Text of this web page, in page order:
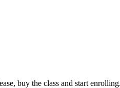
buy the class and start enrolling.